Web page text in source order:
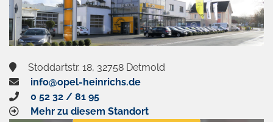
Stoddartstr. 18, 32758 Detmold
info@opel-heinrichs.de
0 52 32 / 81 95
Mehr zu diesem Standort